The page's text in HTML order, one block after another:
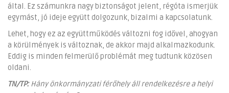
által. Ez számunkra nagy biztonságot jelent, régóta ismerjük
egymást, jó ideje együtt dolgozunk, bizalmi a kapcsolatunk.
Lehet, hogy ez az együttműködés változni fog idővel, ahogyan
a körülmények is változnak, de akkor majd alkalmazkodunk.
Eddig is minden felmerülő problémát meg tudtunk közösen
oldani.
TN/TP:Hány önkormányzati férőhely áll rendelkezésre a helyi